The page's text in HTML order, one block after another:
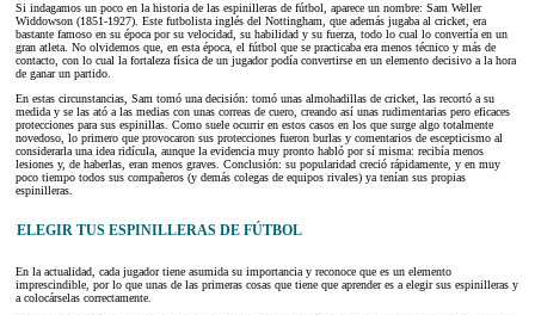
Si indagamos un poco en la historia de las espinilleras de fútbol, aparece un nombre: Sam Weller
Widdowson (1851-1927). Este futbolista inglés del Nottingham, que además jugaba al cricket, era
bastante famoso en su época por su velocidad, su habilidad y su fuerza, todo lo cual lo convertía en un
gran atleta. No olvidemos que, en esta época, el fútbol que se practicaba era menos técnico y más de
contacto, con lo cual la fortaleza física de un jugador podía convertirse en un elemento decisivo a la hora
de ganar un partido.
En estas circunstancias, Sam tomó una decisión: tomó unas almohadillas de cricket, las recortó a su
medida y se las ató a las medias con unas correas de cuero, creando así unas rudimentarias pero eficaces
protecciones para sus espinillas. Como suele ocurrir en estos casos en los que surge algo totalmente
novedoso, lo primero que provocaron sus protecciones fueron burlas y comentarios de escepticismo al
considerarla una idea ridícula, aunque la evidencia muy pronto habló por sí misma: recibía menos
lesiones y, de haberlas, eran menos graves. Conclusión: su popularidad creció rápidamente, y en muy
poco tiempo todos sus compañeros (y demás colegas de equipos rivales) ya tenían sus propias
espinilleras.
ELEGIR TUS ESPINILLERAS DE FÚTBOL
En la actualidad, cada jugador tiene asumida su importancia y reconoce que es un elemento
imprescindible, por lo que unas de las primeras cosas que tiene que aprender es a elegir sus espinilleras y
a colocárselas correctamente.